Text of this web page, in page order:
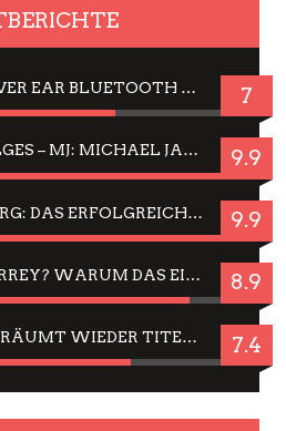
JBL TUNE 720BT: OVER EAR BLUETOOTH KOPFHÖRER UM DIE 50,-€ IM DAUER-TEST 7
WEGEN DES ERFOLGES – MJ: MICHAEL JACKSON MUSICAL IN EINER MATINEE SEHEN 9.9
JELLYFISH HAMBURG: DAS ERFOLGREICHE SOMMER-MENÜ 2025 IN GEFÜHLEN UND BILDERN 9.9
CÉSAR FÜR JIM CARREY? WARUM DAS EINER DER NERVIGSTEN ACTORS IST UND BLEIBT 8.9
JING JING: IN-THAI RÄUMT WIEDER TITEL AB – EIN ZWEI-STUNDEN-ERLEBNISBERICHT 7.4